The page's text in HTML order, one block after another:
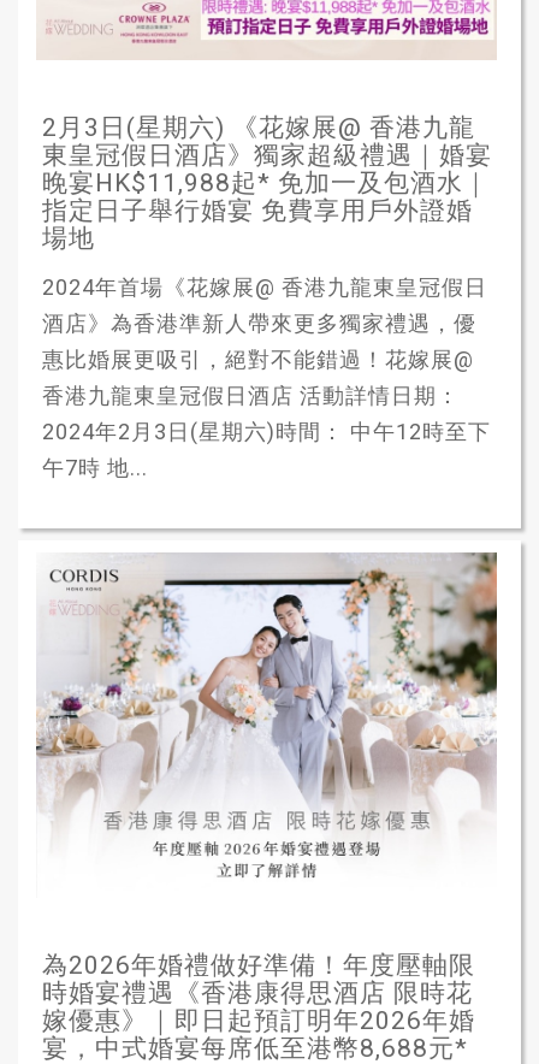
2月3日(星期六) 《花嫁展@ 香港九龍
東皇冠假日酒店》獨家超級禮遇｜婚宴
晚宴HK$11,988起* 免加一及包酒水｜
指定日子舉行婚宴 免費享用戶外證婚
場地
2024年首場《花嫁展@ 香港九龍東皇冠假日
酒店》為香港準新人帶來更多獨家禮遇，優
惠比婚展更吸引，絕對不能錯過！花嫁展@
香港九龍東皇冠假日酒店 活動詳情日期：
2024年2月3日(星期六)時間： 中午12時至下
午7時 地...
為2026年婚禮做好準備！年度壓軸限
時婚宴禮遇《香港康得思酒店 限時花
嫁優惠》｜即日起預訂明年2026年婚
宴，中式婚宴每席低至港幣8,688元*